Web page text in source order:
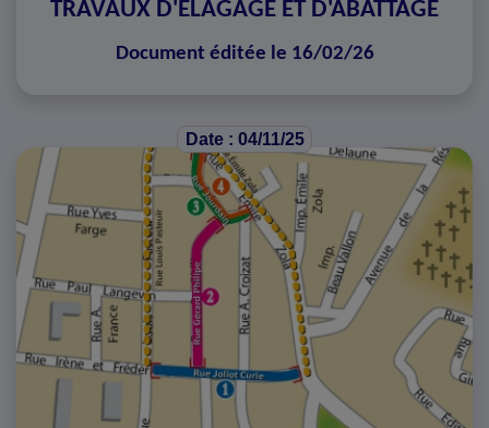
TRAVAUX D'ÉLAGAGE ET D'ABATTAGE
Document éditée le 16/02/26
Date : 04/11/25